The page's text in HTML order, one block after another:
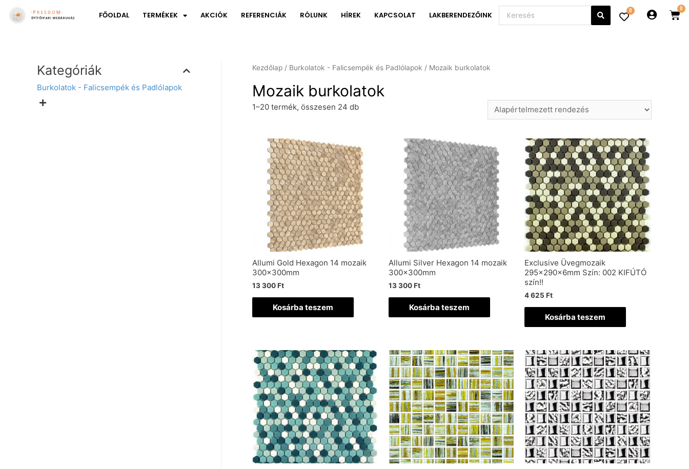
FŐOLDAL TERMÉKEK AKCIÓK REFERENCIÁK RÓLUNK HÍREK KAPCSOLAT LAKBERENDEZŐINK 0
Kategóriák
Burkolatok - Falicsempék és Padlólapok
Kezdőlap / Burkolatok - Falicsempék és Padlólapok / Mozaik burkolatok
Mozaik burkolatok
1–20 termék, összesen 24 db
Allumi Gold Hexagon 14 mozaik
300x300mm
13 300Ft
Kosárba teszem
Allumi Silver Hexagon 14 mozaik
300x300mm
13 300Ft
Kosárba teszem
Exclusive Üvegmozaik
295x290x6mm Szín: 002 KIFÚTÓ
szín!!
4 625Ft
Kosárba teszem